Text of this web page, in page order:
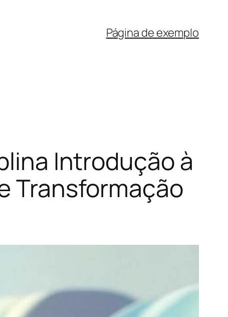
Página de exemplo
Introdução à
Transformação